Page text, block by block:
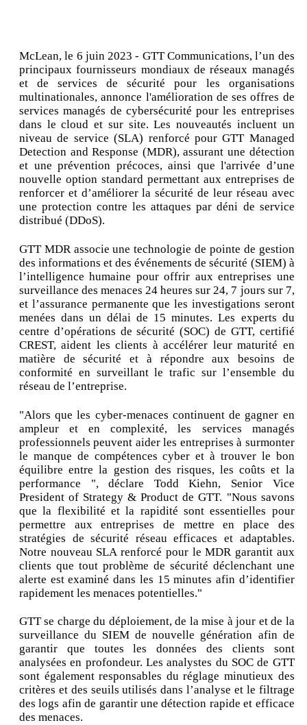
McLean, le 6 juin 2023 - GTT Communications, l’un des
principaux fournisseurs mondiaux de réseaux managés
et de services de sécurité pour les organisations
multinationales, annonce l'amélioration de ses offres de
services managés de cybersécurité pour les entreprises
dans le cloud et sur site. Les nouveautés incluent un
niveau de service (SLA) renforcé pour GTT Managed
Detection and Response (MDR), assurant une détection
et une prévention précoces, ainsi que l'arrivée d’une
nouvelle option standard permettant aux entreprises de
renforcer et d’améliorer la sécurité de leur réseau avec
une protection contre les attaques par déni de service
distribué (DDoS).
GTT MDR associe une technologie de pointe de gestion
des informations et des événements de sécurité (SIEM) à
l’intelligence humaine pour offrir aux entreprises une
surveillance des menaces 24 heures sur 24, 7 jours sur 7,
et l’assurance permanente que les investigations seront
menées dans un délai de 15 minutes. Les experts du
centre d’opérations de sécurité (SOC) de GTT, certifié
CREST, aident les clients à accélérer leur maturité en
matière de sécurité et à répondre aux besoins de
conformité en surveillant le trafic sur l’ensemble du
réseau de l’entreprise.
"Alors que les cyber-menaces continuent de gagner en
ampleur et en complexité, les services managés
professionnels peuvent aider les entreprises à surmonter
le manque de compétences cyber et à trouver le bon
équilibre entre la gestion des risques, les coûts et la
performance ", déclare Todd Kiehn, Senior Vice
President of Strategy & Product de GTT. "Nous savons
que la flexibilité et la rapidité sont essentielles pour
permettre aux entreprises de mettre en place des
stratégies de sécurité réseau efficaces et adaptables.
Notre nouveau SLA renforcé pour le MDR garantit aux
clients que tout problème de sécurité déclenchant une
alerte est examiné dans les 15 minutes afin d’identifier
rapidement les menaces potentielles."
GTT se charge du déploiement, de la mise à jour et de la
surveillance du SIEM de nouvelle génération afin de
garantir que toutes les données des clients sont
analysées en profondeur. Les analystes du SOC de GTT
sont également responsables du réglage minutieux des
critères et des seuils utilisés dans l’analyse et le filtrage
des logs afin de garantir une détection rapide et efficace
des menaces.